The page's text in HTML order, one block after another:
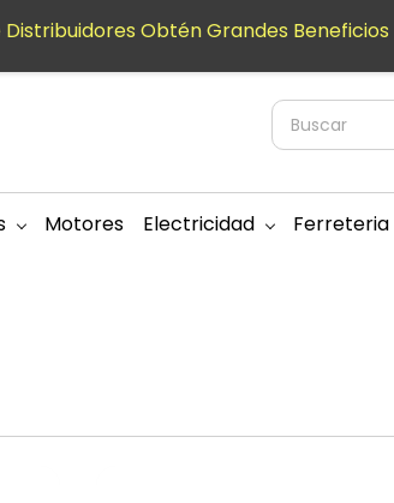
Motores Electricidad Ferreteria
Obtén Grandes Beneficios